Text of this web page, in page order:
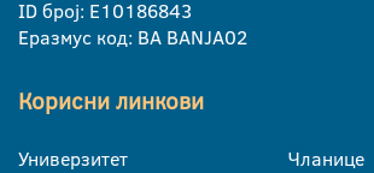
ID број: E10186843
Еразмус код: BA BANJA02
Корисни линкови
Универзитет
Чланице